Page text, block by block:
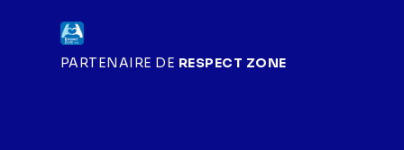
PARTENAIRE DE RESPECT ZONE